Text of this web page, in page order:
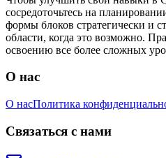
сосредоточьтесь на
формы блоков стратегически и
области, когда это возможно.
освоению все более сложных
О нас
О насПолитика
Связаться с нами